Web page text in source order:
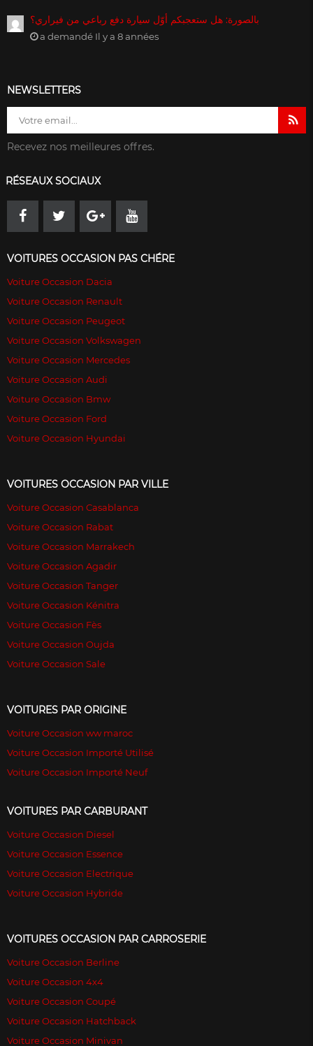
بالصورة: هل ستعجبكم أوّل سيارة دفع رباعي من فيراري؟
a demandé Il y a 8 années
NEWSLETTERS
Recevez nos meilleures offres.
RÉSEAUX SOCIAUX
VOITURES OCCASION PAS CHÉRE
Voiture Occasion Dacia
Voiture Occasion Renault
Voiture Occasion Peugeot
Voiture Occasion Volkswagen
Voiture Occasion Mercedes
Voiture Occasion Audi
Voiture Occasion Bmw
Voiture Occasion Ford
Voiture Occasion Hyundai
VOITURES OCCASION PAR VILLE
Voiture Occasion Casablanca
Voiture Occasion Rabat
Voiture Occasion Marrakech
Voiture Occasion Agadir
Voiture Occasion Tanger
Voiture Occasion Kénitra
Voiture Occasion Fès
Voiture Occasion Oujda
Voiture Occasion Sale
VOITURES PAR ORIGINE
Voiture Occasion ww maroc
Voiture Occasion Importé Utilisé
Voiture Occasion Importé Neuf
VOITURES PAR CARBURANT
Voiture Occasion Diesel
Voiture Occasion Essence
Voiture Occasion Electrique
Voiture Occasion Hybride
VOITURES OCCASION PAR CARROSERIE
Voiture Occasion Berline
Voiture Occasion 4x4
Voiture Occasion Coupé
Voiture Occasion Hatchback
Voiture Occasion Minivan